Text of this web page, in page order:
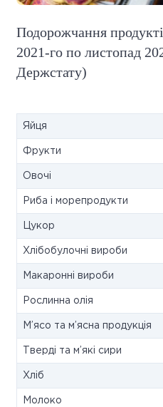
Подорожчання
2021-го по листопад
Держстату)
Яйця
Фрукти
Овочі
Риба і морепродукти
Цукор
Хлібобулочні вироби
Макаронні вироби
Рослинна олія
М’ясо та м’ясна продукція
Тверді та м’які сири
Хліб
Молоко